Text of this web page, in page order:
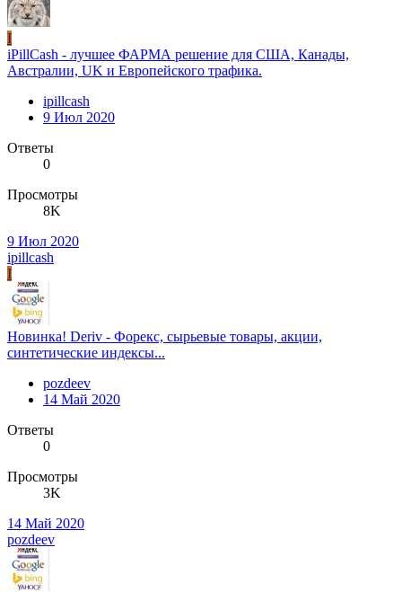
I
iPillCash - лучшее ФАРМА решение для США, Канады,
Австралии, UK и Европейского трафика.
ipillcash
9 Июл 2020
Ответы
0
Просмотры
8K
9 Июл 2020
ipillcash
I
Новинка! Deriv - Форекс, сырьевые товары, акции,
синтетические индексы...
pozdeev
14 Май 2020
Ответы
0
Просмотры
3K
14 Май 2020
pozdeev